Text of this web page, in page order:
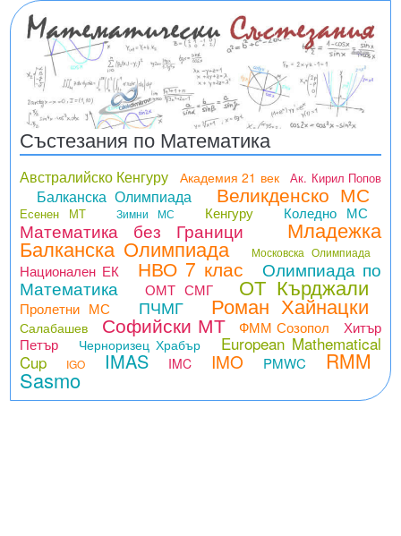
Състезания по Математика
Австралийско Кенгуру Академия 21 век Ак. Кирил Попов
Балканска Олимпиада Великденско МС
Есенен МТ Зимни МС Кенгуру Коледно МС
Математика без Граници Младежка
Балканска Олимпиада Московска Олимпиада
Национален ЕК НВО 7 клас Олимпиада по
Математика ОМТ СМГ ОТ Кърджали
Пролетни МС ПЧМГ Роман Хайнацки
Салабашев Софийски МТ ФММ Созопол
Хитър
Петър
Черноризец Храбър
European Mathematical
Cup
IGO IMAS IMC IMO PMWC RMM
Sasmo